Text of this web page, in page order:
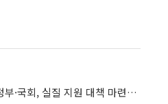
소공연 "최저임금 인상…정부·국회, 실질 지원 대책 마련하라"